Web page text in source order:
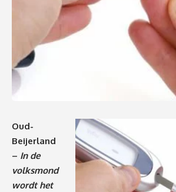
Oud-
Beijerland
– In de
volksmond
wordt het